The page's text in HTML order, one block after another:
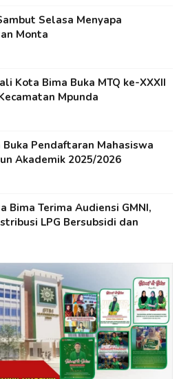
Selasa Menyapa
Monta
Kota Bima Buka MTQ ke-XXXII
Mpunda
Buka Pendaftaran Mahasiswa
Akademik 2025/2026
Bima Terima Audiensi GMNI,
LPG Bersubsidi dan